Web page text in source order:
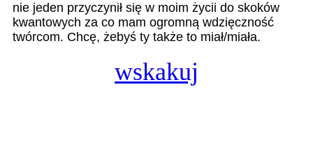
nie jeden przyczynił się w moim życii do skoków
kwantowych za co mam ogromną wdzięczność
twórcom. Chcę, żebyś ty także to miał/miała.
wskakuj